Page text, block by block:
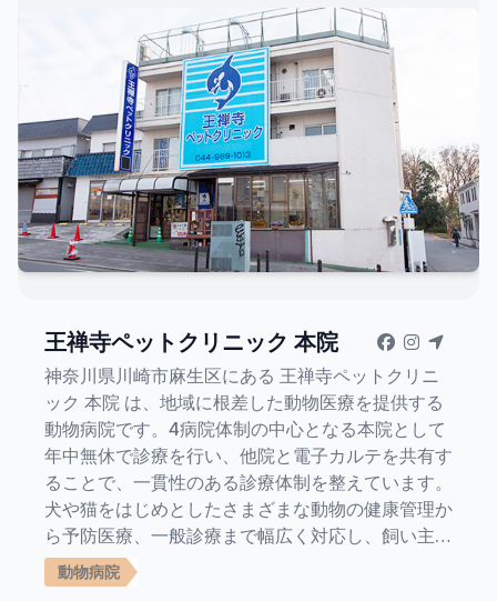
王禅寺ペットクリニック 本院
神奈川県川崎市麻生区にある 王禅寺ペットクリニ
ック 本院 は、地域に根差した動物医療を提供する
動物病院です。4病院体制の中心となる本院として
年中無休で診療を行い、他院と電子カルテを共有す
ることで、一貫性のある診療体制を整えています。
犬や猫をはじめとしたさまざまな動物の健康管理か
ら予防医療、一般診療まで幅広く対応し、飼い主様
と大切な家族であるペットに寄り添った診療を心が
けています。 本院は小田急線「新百合ヶ丘駅」か
動物病院